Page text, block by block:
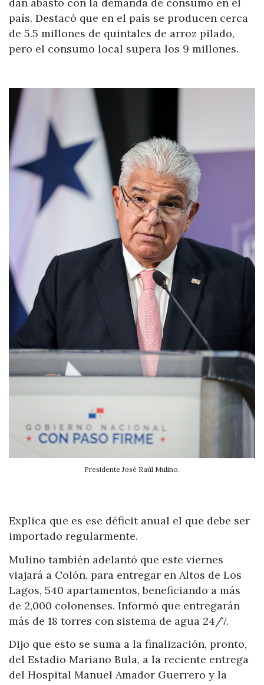
dan abasto con la demanda de consumo en el
país. Destacó que en el país se producen cerca
de 5.5 millones de quintales de arroz pilado,
pero el consumo local supera los 9 millones.
Presidente José Raúl Mulino.
Explica que es ese déficit anual el que debe ser
importado regularmente.
Mulino también adelantó que este viernes
viajará a Colón, para entregar en Altos de Los
Lagos, 540 apartamentos, beneficiando a más
de 2,000 colonenses. Informó que entregarán
más de 18 torres con sistema de agua 24/7.
Dijo que esto se suma a la finalización, pronto,
del Estadio Mariano Bula, a la reciente entrega
del Hospital Manuel Amador Guerrero y la